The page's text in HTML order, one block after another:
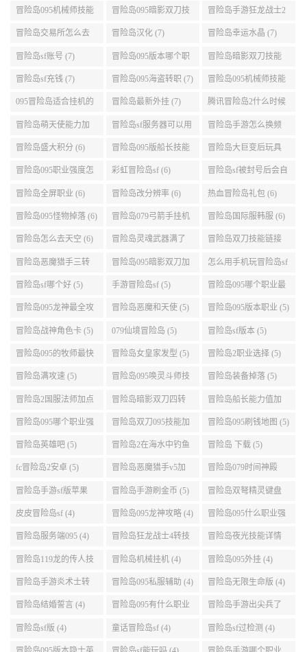
展示 (9) 能加点 (9) 转 (9)
冒险岛交易所怎么去
(8)
冒险岛汉化 (7) 冒险岛幸运水晶 (7)
冒险岛sf账号 (7) 冒险岛095版本哪个职
业段数高些 (7)
冒险岛暗影双刀技能
加点095版本 (7)
冒险岛sf充钱 (7) 冒险岛095海盗转职 (7) 冒险岛095机械师技能
演示 (7)
095冒险岛适合挂机的
地图 (7)
冒险岛最新外挂 (7) 腾讯冒险岛2什么时候
公测 (7)
冒险岛萌天使能力加
点 (6)
冒险岛sf服务器可以用
自己电脑 (6)
冒险岛手游怎么换频
道 (6)
冒险岛盛大积分 (6) 冒险岛095版船长技能
介绍 (6)
冒险岛大巨变后玩具
城组队任务 (6)
冒险岛095职业强度怎
么选 (6)
彩虹冒险岛sf (6) 冒险岛sf被封号后会自
动关闭电脑 (6)
冒险岛全屏职业 (6) 冒险岛改分辨率 (6) 热血冒险岛礼包 (6)
冒险岛095怪物掉落 (6) 冒险岛079弓箭手挂机
升级的地方 (6)
冒险岛国际服韩服 (6)
冒险岛怎么去天空 (6) 冒险岛灵魂武器满了
(6)
冒险岛双刀技能链接
(5)
冒险岛恶魔猎手三转
技能加点顺序 (5)
冒险岛095暗影双刀加
点 (5)
怎么用手机玩冒险岛sf
(5)
冒险岛sf哪个好 (5) 手游冒险岛sf (5) 冒险岛095哪个职业最
好 (5)
冒险岛095龙神最全攻
略 (5)
冒险岛恶魔和天使 (5) 冒险岛095版本职业 (5)
冒险岛战神角色卡 (5) 079仙境冒险岛 (5) 冒险岛sf版本 (5)
冒险岛095的牧师最快
升级路线 (5)
冒险岛女皇家发型 (5) 冒险岛2职业选择 (5)
冒险岛满攻速 (5) 冒险岛095唤灵斗师技
能介绍 (5)
冒险岛装备掉落 (5)
冒险岛2国服法师加点
(5)
冒险岛暗影双刀四转
任务 (5)
冒险岛船长能力值加
点 (5)
冒险岛095哪个职业强
势 (5)
冒险岛双刀095技能加
点 (5)
冒险岛095刷钱地图 (5)
冒险岛英雄吧 (5) 冒险岛2在海水中钓鱼
(5)
冒险岛 下载 (5)
fc冒险岛2安卓 (5) 冒险岛恶魔猎手v5加
点 (5)
冒险岛079时间神殿
999任务 (5)
冒险岛手游sf版苹果
(5)
冒险岛手游刷金币 (5) 冒险岛双弩精灵键盘
设置 (5)
皮皮冒险岛sf (4) 冒险岛095龙神攻略 (4) 冒险岛095什么职业强
(4)
冒险岛服务端095 (4) 冒险岛狂龙战士4转技
能加点 (4)
冒险岛夜光技能详情
(4)
冒险岛119龙的传人技
能加点 (4)
冒险岛机械挂机 (4) 冒险岛095外挂 (4)
冒险岛手游炎术士转
职 (4)
冒险岛095私服辅助 (4) 冒险岛无限生命版 (4)
冒险岛结婚誓言 (4) 冒险岛095有什么职业
(4)
冒险岛手游出尖兵了
吗 (4)
冒险岛sf版 (4) 童话冒险岛sf (4) 冒险岛sf过检测 (4)
冒险岛095版本隐士英 冒险岛sf能玩吗 (4) 冒险岛手游哪个职业